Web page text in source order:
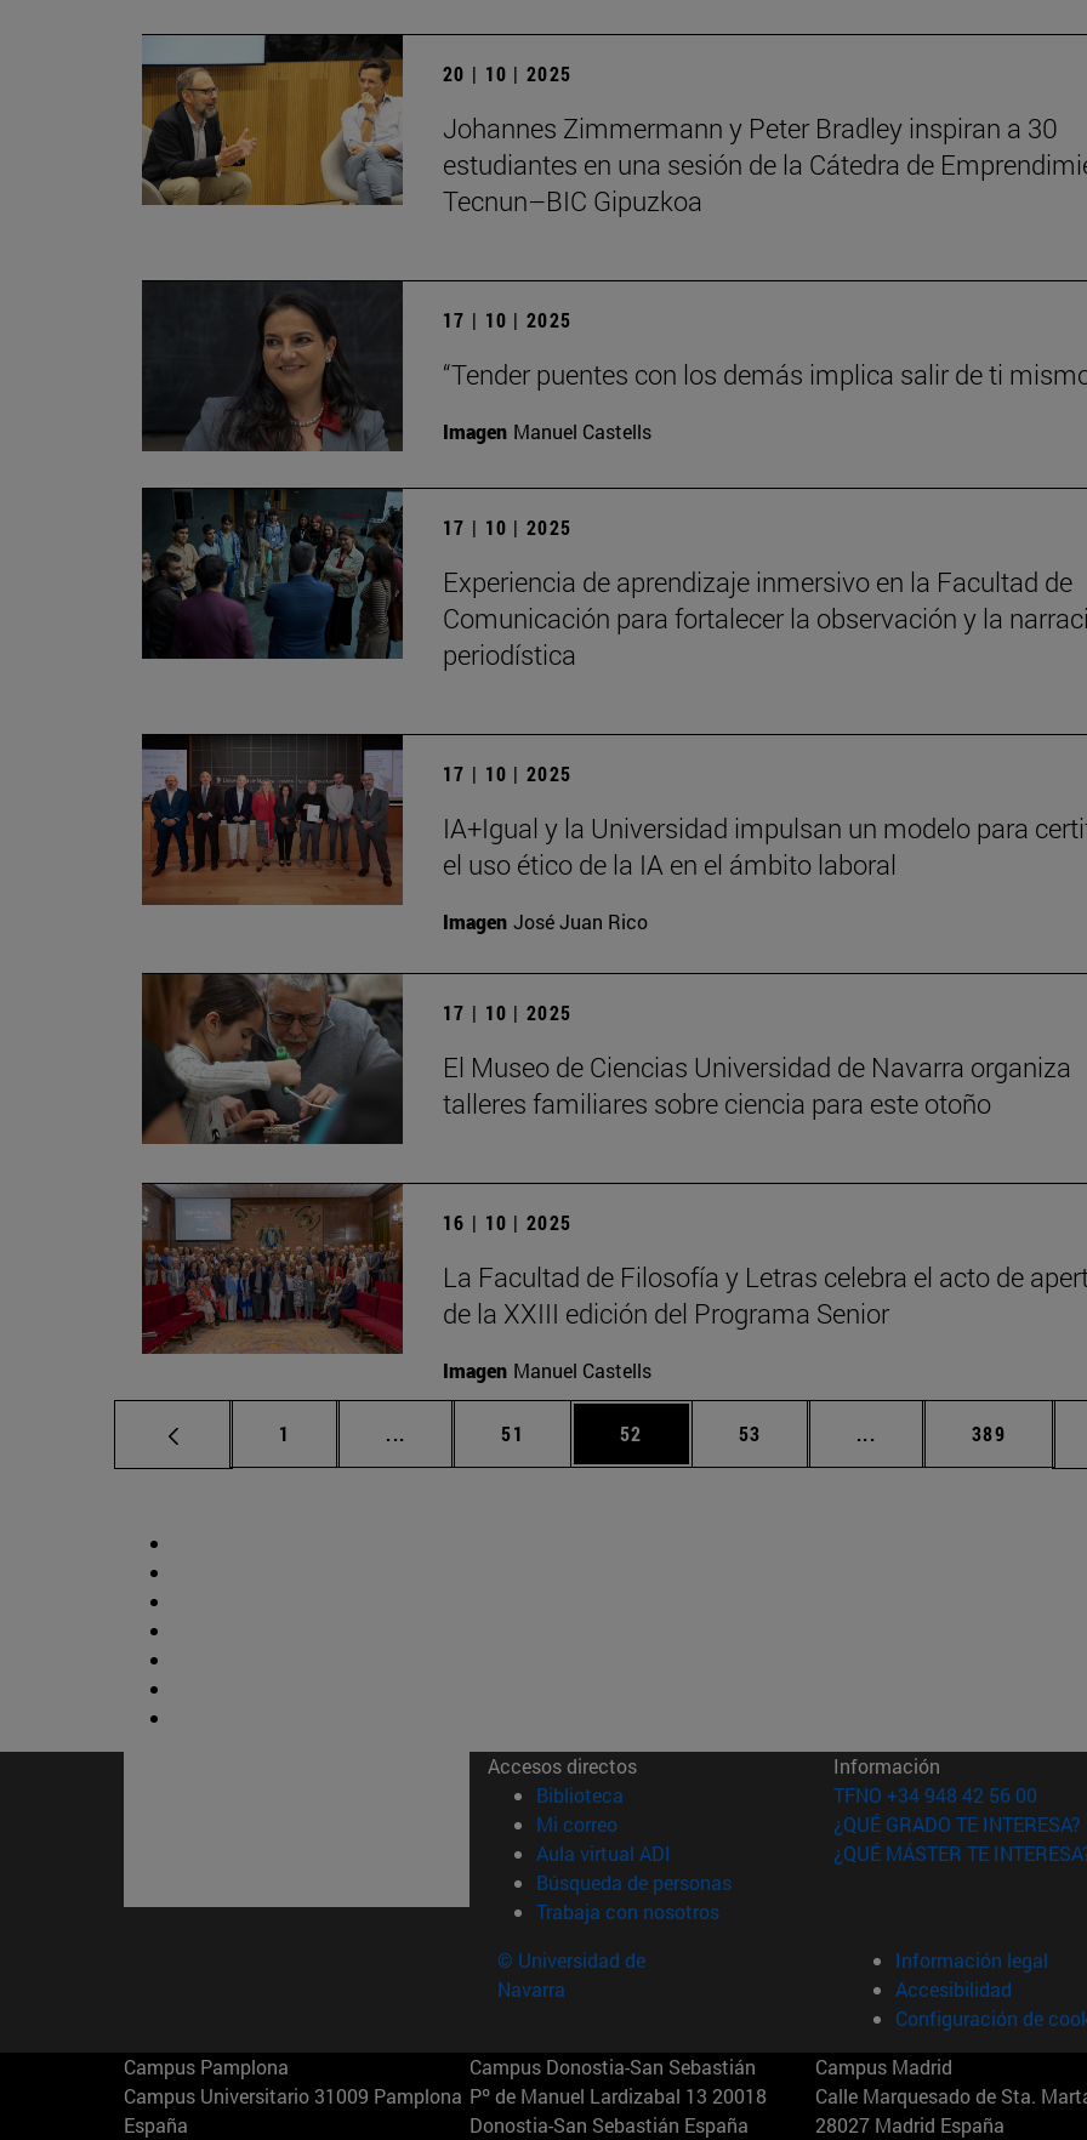
20 | 10 | 2025
Johannes Zimmermann y Peter Bradley inspiran a 30
estudiantes en una sesión de la Cátedra de
Tecnun–BIC Gipuzkoa
17 | 10 | 2025
“Tender puentes con los demás implica salir de ti
Imagen Manuel Castells
17 | 10 | 2025
Experiencia de aprendizaje inmersivo en la Facultad de
Comunicación para fortalecer la observación y la
periodística
17 | 10 | 2025
IA+Igual y la Universidad impulsan un modelo para
el uso ético de la IA en el ámbito laboral
Imagen José Juan Rico
17 | 10 | 2025
El Museo de Ciencias Universidad de Navarra organiza
talleres familiares sobre ciencia para este otoño
16 | 10 | 2025
La Facultad de Filosofía y Letras celebra el acto de
de la XXIII edición del Programa Senior
Imagen Manuel Castells
Página
1 ... Páginas intermedias Use TAB para desplazarse.
Página
51 Página
52 Página
53 ... Páginas intermedias
Página
389
Accesos directos
Biblioteca (abre en nueva ventana)
Mi correo(abre en nueva ventana)
Aula virtual ADI (abre en nueva ventana)
Búsqueda de personas(abre en nueva ventana)
Trabaja con nosotros(abre en nueva ventana)
Información
TFNO +34 948 42 56 00
¿QUÉ GRADO TE INTERESA?
¿QUÉ MÁSTER TE
© Universidad de
Navarra
Información legal
Accesibilidad
Configuración de
Campus Pamplona
Campus Universitario 31009 Pamplona
España
Campus Donostia-San Sebastián
Pº de Manuel Lardizabal 13 20018
Donostia-San Sebastián España
Campus Madrid
Calle Marquesado de Sta.
28027 Madrid España